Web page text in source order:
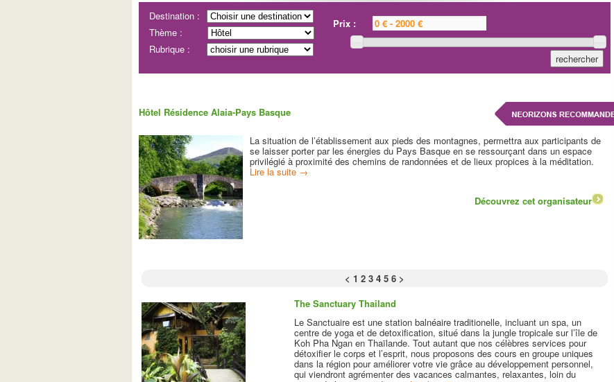
Prix :
Destination :
Thème :
Rubrique :
Hôtel Résidence Alaia-Pays Basque
La situation de l’établissement aux pieds des montagnes, permettra aux participants de
se laisser porter par les énergies du Pays Basque en se ressourçant dans un espace
privilégié à proximité des chemins de randonnées et de lieux propices à la méditation.
Lire la suite →
Découvrez cet organisateur
< 1 2 3 4 5 6 >
The Sanctuary Thailand
Le Sanctuaire est une station balnéaire traditionelle, incluant un spa, un
centre de yoga et de detoxification, situé dans la jungle tropicale sur l’île de
Koh Pha Ngan en Thaïlande. Tout autant que nos célèbres services pour
détoxifier le corps et l’esprit, nous proposons des cours en groupe uniques
dans la région pour améliorer votre vie grâce au développement personnel,
qui viendront agrémenter des vacances calmantes, relaxantes, loin du